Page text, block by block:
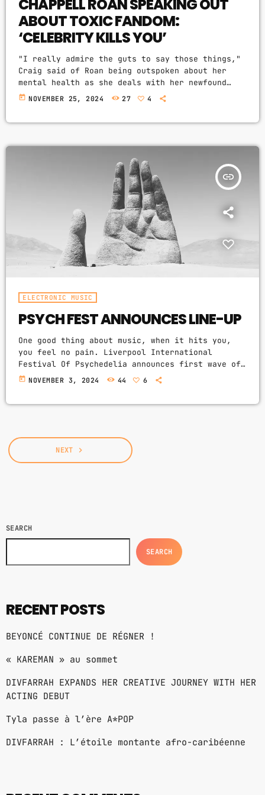
CHAPPELL ROAN SPEAKING OUT
ABOUT TOXIC FANDOM:
‘CELEBRITY KILLS YOU’
"I really admire the guts to say those things,"
Craig said of Roan being outspoken about her
mental health as she deals with her newfound
fame. (PHOTO BY FRAZER HARRISON/GETTY IMAGES),
today NOVEMBER 25, 2024 27 4
insert_link
ELECTRONIC MUSIC
PSYCH FEST ANNOUNCES LINE-UP
One good thing about music, when it hits you,
you feel no pain. Liverpool International
Festival Of Psychedelia announces first wave of
acts. The next Liverpool International Festival
bleeding edge of today’s psychedelic
renaissance”. Artists on the bill include Super
Furry Animals, Demdike Stare, […]
today NOVEMBER 3, 2024 44 6
NEXT navigate_next
SEARCH
SEARCH
RECENT POSTS
BEYONCÉ CONTINUE DE RÉGNER !
« KAREMAN » au sommet
DIVFARRAH EXPANDS HER CREATIVE JOURNEY WITH HER
ACTING DEBUT
Tyla passe à l’ère A*POP
DIVFARRAH : L’étoile montante afro-caribéenne